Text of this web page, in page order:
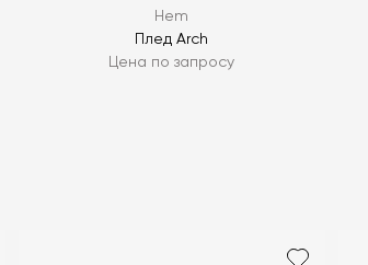
Hem
Плед Arch
Цена по запросу